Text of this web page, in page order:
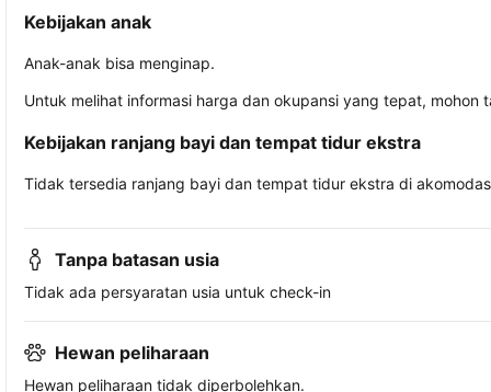
Kebijakan anak
Anak-anak bisa menginap.
Untuk melihat informasi harga dan okupansi yang tepat,
Kebijakan ranjang bayi dan tempat tidur ekstra
Tidak tersedia ranjang bayi dan tempat tidur ekstra di
Tanpa batasan usia
Tidak ada persyaratan usia untuk check-in
Hewan peliharaan
Hewan peliharaan tidak diperbolehkan.